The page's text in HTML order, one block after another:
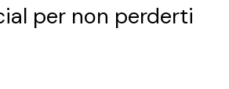
per non perderti